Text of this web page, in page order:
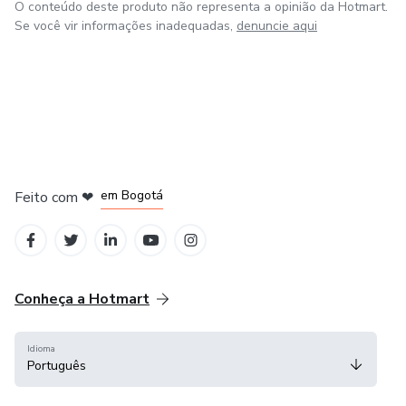
#eusouicdconcursos
O conteúdo deste produto não representa a opinião da Hotmart.
Se você vir informações inadequadas, denuncie aqui
Feito com ❤ em Bogotá
Conheça a Hotmart
Idioma
Português